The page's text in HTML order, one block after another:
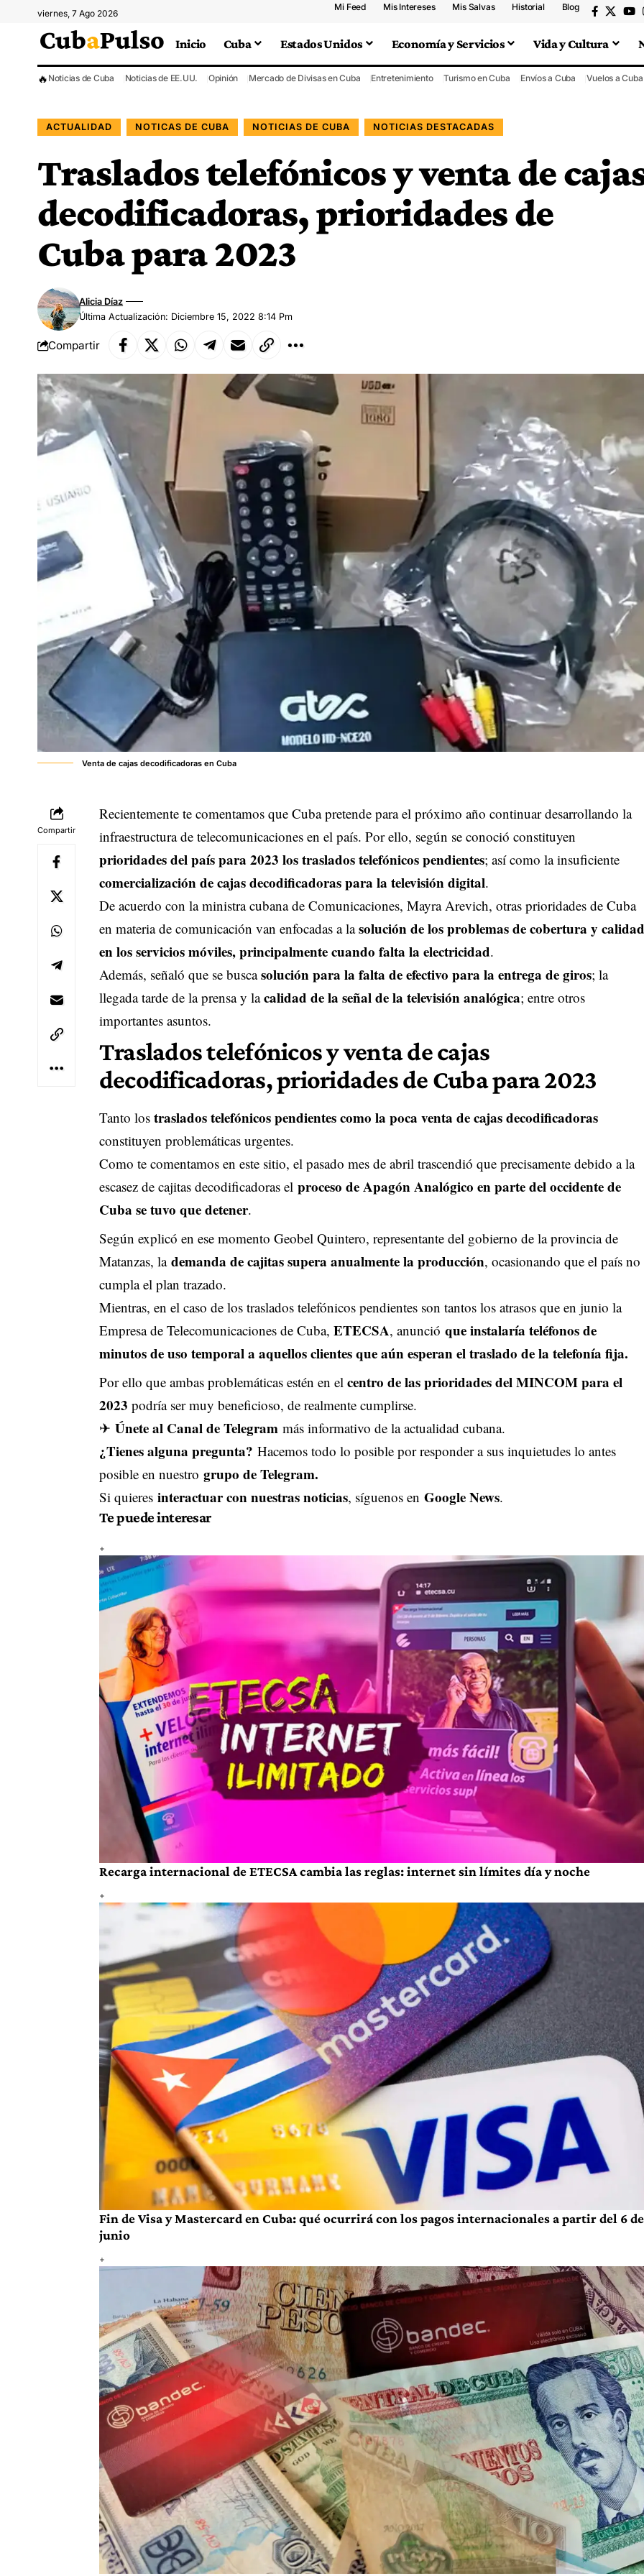
viernes, 7 Ago 2026
Mi Feed Mis Intereses Mis Salvas Historial Blog
Inicio Cuba Estados Unidos Economía y Servicios Vida y Cultura
🔥 Noticias de Cuba Noticias de EE.UU. Opinión Mercado de Divisas en Cuba Entretenimiento Turismo en Cuba Envíos a Cuba Vuelos a Cuba
ACTUALIDAD NOTICAS DE CUBA NOTICIAS DE CUBA NOTICIAS DESTACADAS
Traslados telefónicos y venta de
decodificadoras, prioridades de
Cuba para 2023
Última Actualización: Diciembre 15, 2022 8:14 Pm
Alicia Díaz
Compartir
Venta de cajas decodificadoras en Cuba
Compartir
Recientemente te comentamos que Cuba pretende para el próximo año continuar desarrollando la
infraestructura de telecomunicaciones en el país. Por ello, según se conoció constituyen
prioridades del país para 2023 los traslados telefónicos pendientes; así como la insuficiente
comercialización de cajas decodificadoras para la televisión digital.
De acuerdo con la ministra cubana de Comunicaciones, Mayra Arevich, otras prioridades de Cuba
en materia de comunicación van enfocadas a lasolución de los problemas de cobertura y calidad
en los servicios móviles, principalmente cuando falta la electricidad.
Además, señaló que se buscasolución para la falta de efectivo para la entrega de giros; la
llegada tarde de la prensa y lacalidad de la señal de la televisión analógica; entre otros
importantes asuntos.
Traslados telefónicos y venta de cajas
decodificadoras, prioridades de Cuba para 2023
Tanto los traslados telefónicos pendientes como la poca venta de cajas decodificadoras
constituyen problemáticas urgentes.
Como te comentamos en este sitio, el pasado mes de abril trascendió que precisamente debido a la
escasez de cajitas decodificadoras el proceso de Apagón Analógico en parte del occidente de
Cuba se tuvo que detener.
Según explicó en ese momento Geobel Quintero, representante del gobierno de la provincia de
Matanzas, la demanda de cajitas supera anualmente la producción, ocasionando que el país no
cumpla el plan trazado.
Mientras, en el caso de los traslados telefónicos pendientes son tantos los atrasos que en junio la
Empresa de Telecomunicaciones de Cuba, ETECSA, anunció que instalaría teléfonos de
minutos de uso temporal a aquellos clientes que aún esperan el traslado de la telefonía fija.
Por ello que ambas problemáticas estén en el centro de las prioridades del MINCOM para el
2023 podría ser muy beneficioso, de realmente cumplirse.
✈ Únete al Canal de Telegram más informativo de la actualidad cubana.
¿Tienes alguna pregunta? Hacemos todo lo posible por responder a sus inquietudes lo antes
posible en nuestro grupo de Telegram.
Si quieres interactuar con nuestras noticias, síguenos en Google News.
Te puede interesar
Recarga internacional de ETECSA cambia las reglas: internet sin límites día y noche
Fin de Visa y Mastercard en Cuba: qué ocurrirá con los pagos internacionales a partir del 6 de
junio